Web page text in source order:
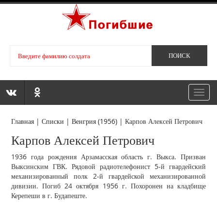
Главная |Списки |Венгрия (1956) |Карпов Алексей Петрович
Карпов Алексей Петрович
1936 года рождения Арзамасская область г. Выкса. Призван
Выксинским ГВК. Рядовой радиотелефонист 5-й гвардейский
механизированный полк 2-й гвардейской механизированной
дивизии. Погиб 24 октября 1956 г. Похоронен на кладбище
Керепеши в г. Будапеште.